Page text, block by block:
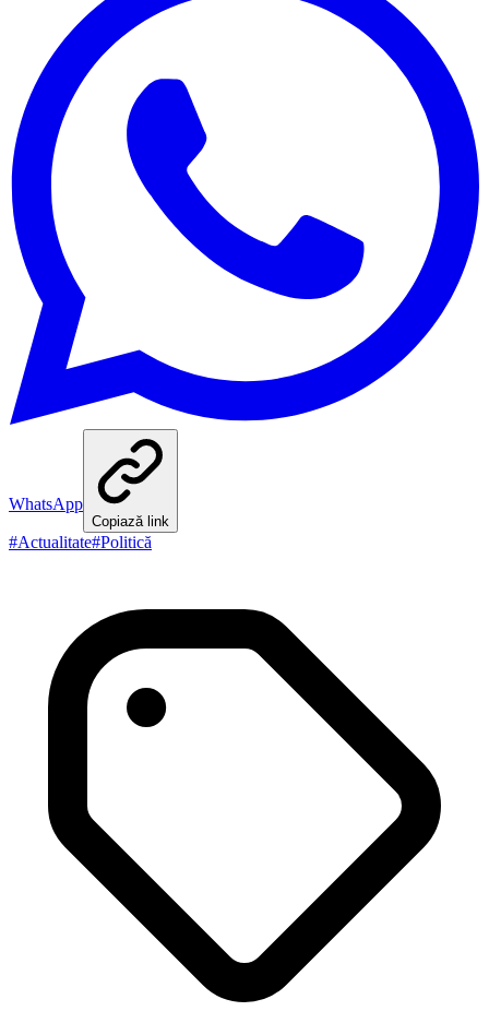
WhatsApp
Copiază link
#Actualitate#Politică